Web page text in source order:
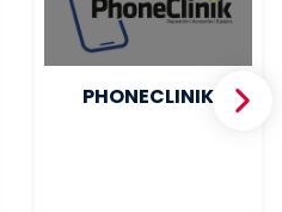
PHONECLINIK